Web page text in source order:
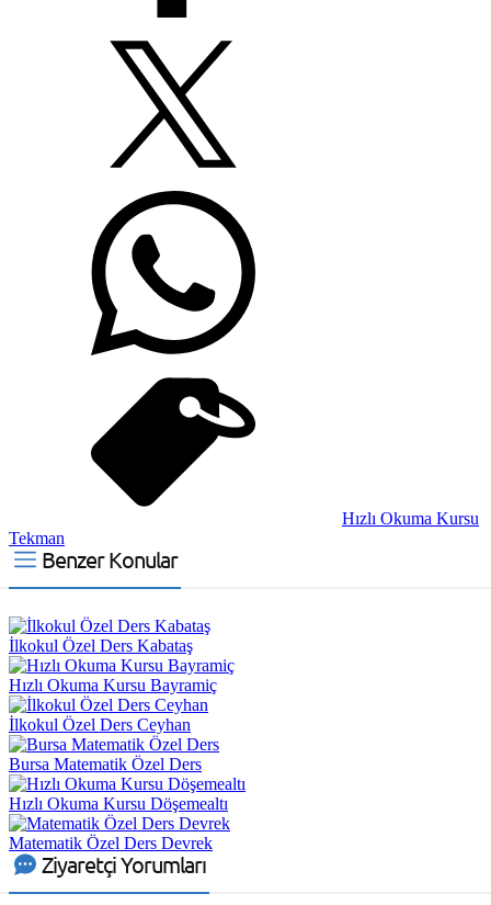
Hızlı Okuma Kursu
Tekman
Benzer Konular
İlkokul Özel Ders Kabataş
Hızlı Okuma Kursu Bayramiç
İlkokul Özel Ders Ceyhan
Bursa Matematik Özel Ders
Hızlı Okuma Kursu Döşemealtı
Matematik Özel Ders Devrek
Ziyaretçi Yorumları